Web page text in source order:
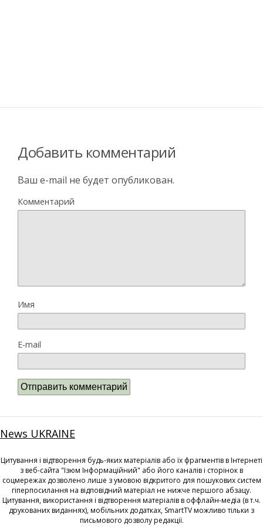
Добавить комментарий
Ваш e-mail не будет опубликован.
Комментарий
Имя
E-mail
News UKRAINE
Цитування і відтворення будь-яких матеріалів або їх фрагментів в Інтернеті
з веб-сайта "Ізюм Інформаційний" або його каналів і сторінок в
соцмережах дозволено лише з умовою відкритого для пошукових систем
гіперпосилання на відповідний матеріал не нижче першого абзацу.
Цитування, використання і відтворення матеріалів в оффлайн-медіа (в т.ч.
друкованих виданнях), мобільних додатках, SmartTV можливо тільки з
письмового дозволу редакції.